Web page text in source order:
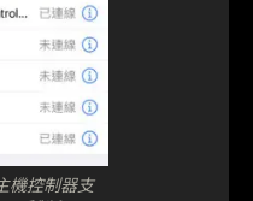
機控制器支